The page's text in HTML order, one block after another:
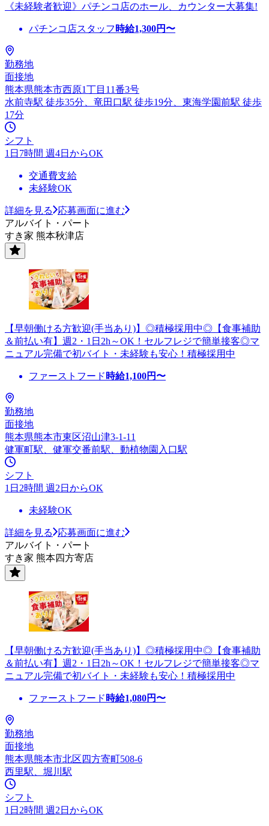
《未経験者歓迎》パチンコ店のホール、カウンター大募集!
パチンコ店スタッフ 時給1,300円〜
勤務地
面接地
熊本県熊本市西原1丁目11番3号
水前寺駅 徒歩35分、竜田口駅 徒歩19分、東海学園前駅 徒歩
17分
シフト
1日7時間 週4日からOK
交通費支給
未経験OK
詳細を見る
応募画面に進む
アルバイト・パート
すき家 熊本秋津店
【早朝働ける方歓迎(手当あり)】◎積極採用中◎【食事補助
＆前払い有】週2・1日2h～OK！セルフレジで簡単接客◎マ
ニュアル完備で初バイト・未経験も安心！積極採用中
ファーストフード 時給1,100円〜
勤務地
面接地
熊本県熊本市東区沼山津3-1-11
健軍町駅、健軍交番前駅、動植物園入口駅
シフト
1日2時間 週2日からOK
未経験OK
詳細を見る
応募画面に進む
アルバイト・パート
すき家 熊本四方寄店
【早朝働ける方歓迎(手当あり)】◎積極採用中◎【食事補助
＆前払い有】週2・1日2h～OK！セルフレジで簡単接客◎マ
ニュアル完備で初バイト・未経験も安心！積極採用中
ファーストフード 時給1,080円〜
勤務地
面接地
熊本県熊本市北区四方寄町508-6
西里駅、堀川駅
シフト
1日2時間 週2日からOK